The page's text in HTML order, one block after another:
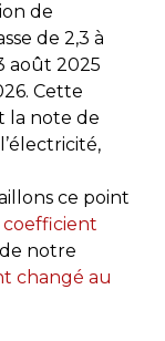
de
de 2,3 à
août 2025
Cette
la note de
ce point
notre
changé au